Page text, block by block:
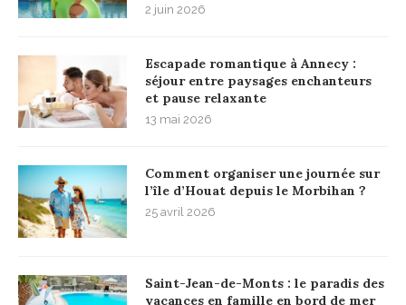
2 juin 2026
Escapade romantique à Annecy :
séjour entre paysages enchanteurs
et pause relaxante
13 mai 2026
Comment organiser une journée sur
l’île d’Houat depuis le Morbihan ?
25 avril 2026
Saint-Jean-de-Monts : le paradis des
vacances en famille en bord de mer